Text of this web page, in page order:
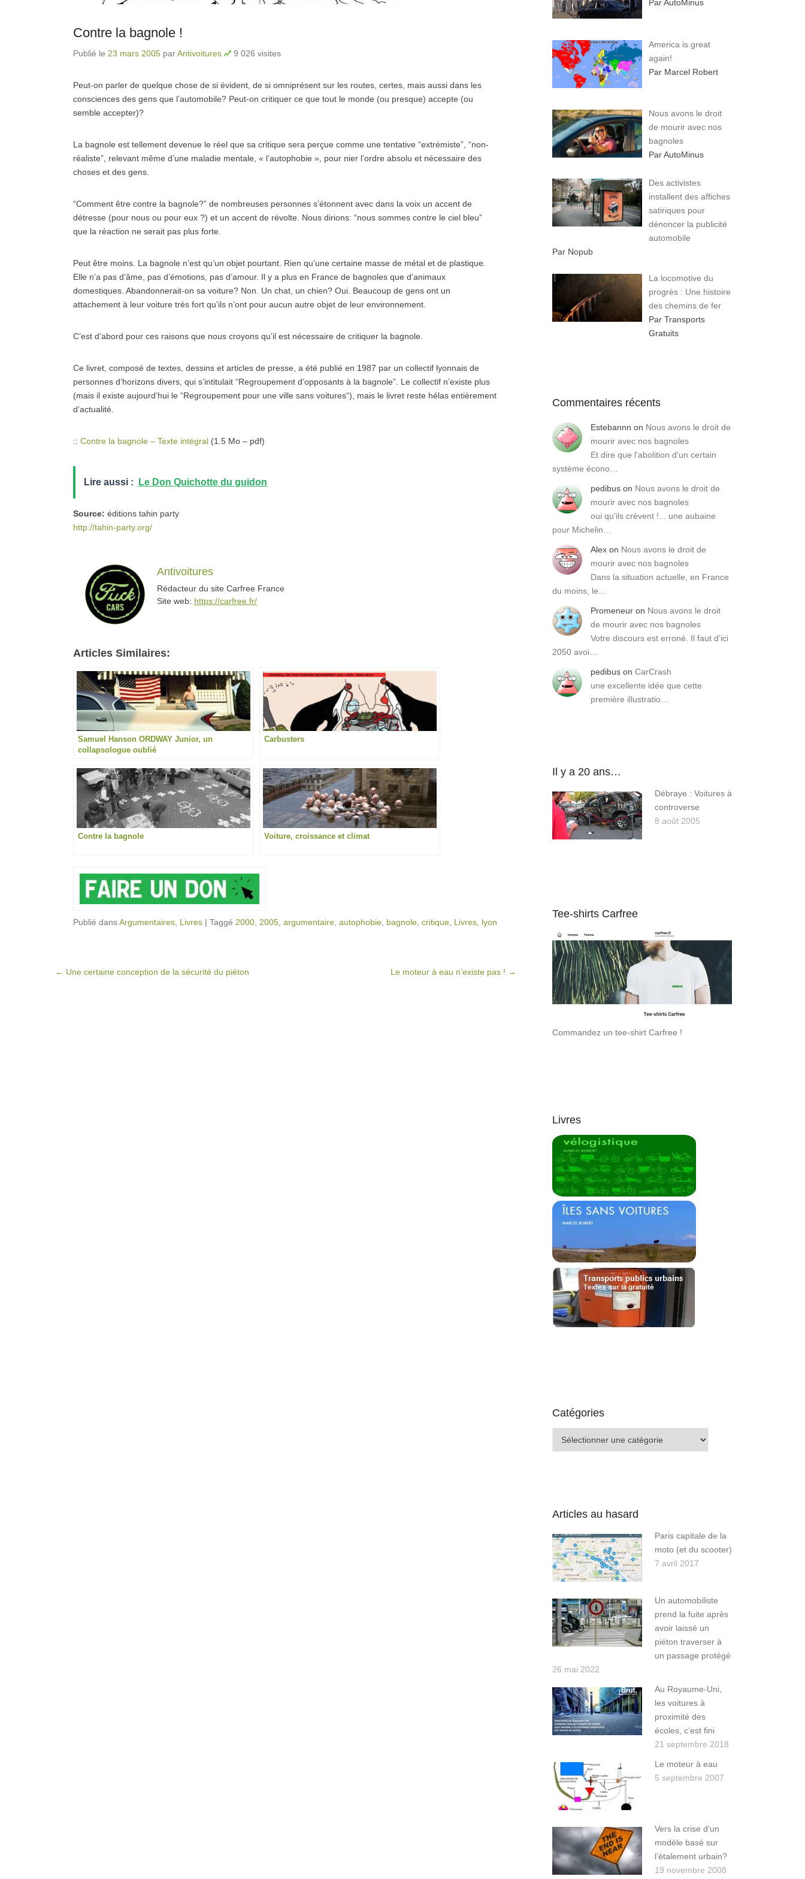
Contre la bagnole !
Publié le 23 mars 2005 parAntivoitures 9 026 visites
Peut-on parler de quelque chose de si évident, de si omniprésent sur les routes, certes, mais aussi dans les
consciences des gens que l’automobile? Peut-on critiquer ce que tout le monde (ou presque) accepte (ou
semble accepter)?
La bagnole est tellement devenue le réel que sa critique sera perçue comme une tentative “extrémiste”, “non-
réaliste”, relevant même d’une maladie mentale, « l’autophobie », pour nier l’ordre absolu et nécessaire des
choses et des gens.
“Comment être contre la bagnole?” de nombreuses personnes s’étonnent avec dans la voix un accent de
détresse (pour nous ou pour eux ?) et un accent de révolte. Nous dirions: “nous sommes contre le ciel bleu”
que la réaction ne serait pas plus forte.
Peut être moins. La bagnole n’est qu’un objet pourtant. Rien qu’une certaine masse de métal et de plastique.
Elle n’a pas d’âme, pas d’émotions, pas d’amour. Il y a plus en France de bagnoles que d’animaux
domestiques. Abandonnerait-on sa voiture? Non. Un chat, un chien? Oui. Beaucoup de gens ont un
attachement à leur voiture très fort qu’ils n’ont pour aucun autre objet de leur environnement.
C’est d’abord pour ces raisons que nous croyons qu’il est nécessaire de critiquer la bagnole.
Ce livret, composé de textes, dessins et articles de presse, a été publié en 1987 par un collectif lyonnais de
personnes d’horizons divers, qui s’intitulait “Regroupement d’opposants à la bagnole”. Le collectif n’existe plus
(mais il existe aujourd’hui le “Regroupement pour une ville sans voitures“), mais le livret reste hélas entièrement
d’actualité.
:: Contre la bagnole – Texte intégral (1.5 Mo – pdf)
Lire aussi : Le Don Quichotte du guidon
Source: éditions tahin party
http://tahin-party.org/
Antivoitures
Rédacteur du site Carfree France
Site web: https://carfree.fr/
Articles Similaires:
Samuel Hanson ORDWAY Junior, un
collapsologue oublié
Carbusters
Contre la bagnole Voiture, croissance et climat
Publié dansArgumentaires Livres | Taggé 2000 2005 argumentaire autophobie bagnole critique Livres lyon
Post navigation
← Une certaine conception de la sécurité du piéton Le moteur à eau n’existe pas ! →
Par AutoMinus
America is great
again!
Par Marcel Robert
Nous avons le droit
de mourir avec nos
bagnoles
Par AutoMinus
Des activistes
installent des affiches
satiriques pour
dénoncer la publicité
automobile
Par Nopub
La locomotive du
progrès : Une histoire
des chemins de fer
Par Transports
Gratuits
Commentaires récents
Estebannn on Nous avons le droit de
mourir avec nos bagnoles
Et dire que l'abolition d'un certain
système écono…
pedibus on Nous avons le droit de
mourir avec nos bagnoles
oui qu'ils crèvent !... une aubaine
pour Michelin…
Alex on Nous avons le droit de
mourir avec nos bagnoles
Dans la situation actuelle, en France
du moins, le…
Promeneur on Nous avons le droit
de mourir avec nos bagnoles
Votre discours est erroné. Il faut d'ici
2050 avoi…
pedibus on CarCrash
une excellente idée que cette
première illustratio…
Il y a 20 ans…
Débraye : Voitures à
controverse
8 août 2005
Tee-shirts Carfree
Commandez un tee-shirt Carfree !
Livres
Catégories
Articles au hasard
Paris capitale de la
moto (et du scooter)
7 avril 2017
Un automobiliste
prend la fuite après
avoir laissé un
piéton traverser à
un passage protégé
26 mai 2022
Au Royaume-Uni,
les voitures à
proximité des
écoles, c’est fini
21 septembre 2018
Le moteur à eau
5 septembre 2007
Vers la crise d’un
modèle basé sur
l’étalement urbain?
19 novembre 2008